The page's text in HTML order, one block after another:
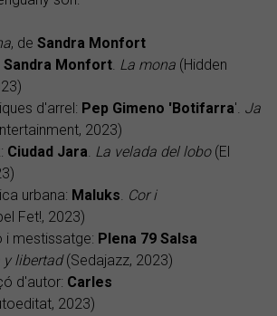
, de Sandra Monfort
Sandra Monfort. La mona (Hidden
d'arrel: Pep Gimeno 'Botifarra'. Ja
2023)
Ciudad Jara. La velada del lobo (El
urbana: Maluks. Cor i
Fet!, 2023)
i mestissatge: Plena 79 Salsa
y libertad(Sedajazz, 2023)
d'autor: Carles
2023)